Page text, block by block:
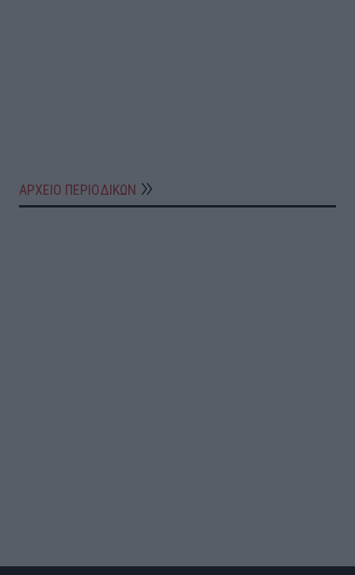
ΑΡΧΕΙΟ ΠΕΡΙΟΔΙΚΩΝ